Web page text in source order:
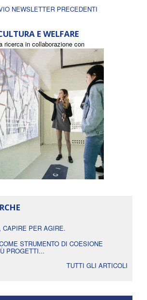
NEWSLETTER PRECEDENTI
E WELFARE
ricerca in collaborazione con
CAPIRE PER AGIRE.
STRUMENTO DI COESIONE
PROGETTI...
TUTTI GLI ARTICOLI